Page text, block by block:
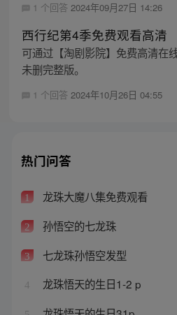
1 个回答 2024年09月27日 14:26
西行纪第4季免费观看高清
可通过【淘剧影院】免费高清在
未删完整版。
1 个回答 2024年10月26日 04:55
热门问答
1 龙珠大魔八集免费观看
2 孙悟空的七龙珠
3 七龙珠孙悟空发型
4 龙珠悟天的生日1-2 p